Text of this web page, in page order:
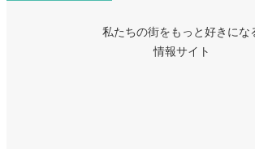
私たちの街をもっと好きにな
情報サイト